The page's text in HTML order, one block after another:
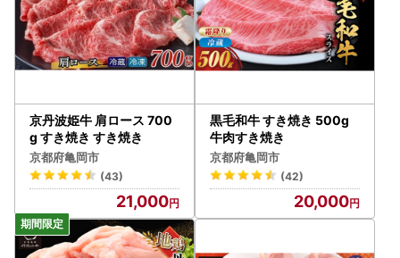
京丹波姫牛 肩ロース 700
g すき焼き すき焼き
京都府亀岡市
(43)
21,000
黒毛和牛 すき焼き 500g
牛肉すき焼き
京都府亀岡市
(42)
20,000